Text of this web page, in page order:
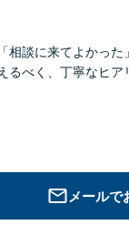
相談に来てよかっ
べく、丁寧なヒ
メールで